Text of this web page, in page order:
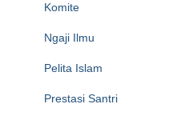
Komite
Ngaji Ilmu
Pelita Islam
Prestasi Santri